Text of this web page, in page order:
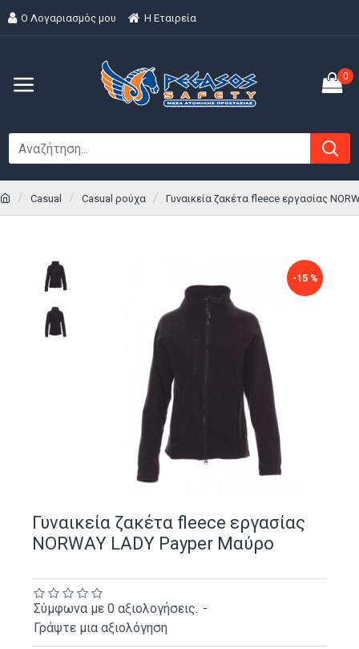
Ο Λογαριασμός μου H Εταιρεία
0
Casual Casual ρούχα Γυναικεία ζακέτα fleece εργασίας
-15 %
Γυναικεία ζακέτα fleece εργασίας
NORWAY LADY Payper Μαύρο
Σύμφωνα με 0 αξιολογήσεις. -
Γράψτε μια αξιολόγηση